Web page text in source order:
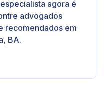
agora é
advogados
recomendados em
BA.